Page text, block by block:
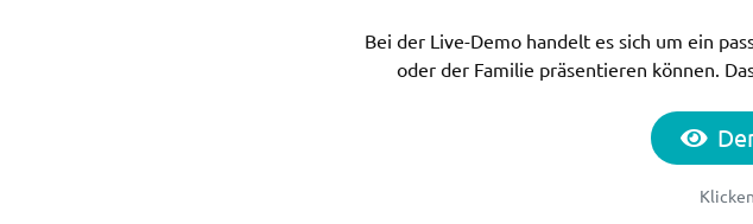
Bei der Live-Demo handelt es sich um ein
oder der Familie präsentieren können.